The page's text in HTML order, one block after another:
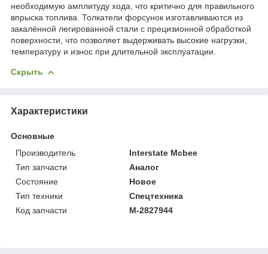
необходимую амплитуду хода, что критично для правильного
впрыска топлива. Толкатели форсунок изготавливаются из
закалённой легированной стали с прецизионной обработкой
поверхности, что позволяет выдерживать высокие нагрузки,
температуру и износ при длительной эксплуатации.
Скрыть
Характеристики
Основные
Производитель
Interstate Mcbee
Тип запчасти
Аналог
Состояние
Новое
Тип техники
Спецтехника
Код запчасти
M-2827944